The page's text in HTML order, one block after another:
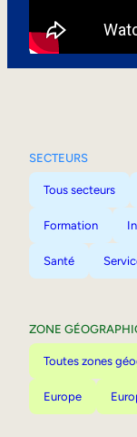
SECTEURS
Tous secteurs
Formation
Santé
ZONE
Toutes zones
Europe